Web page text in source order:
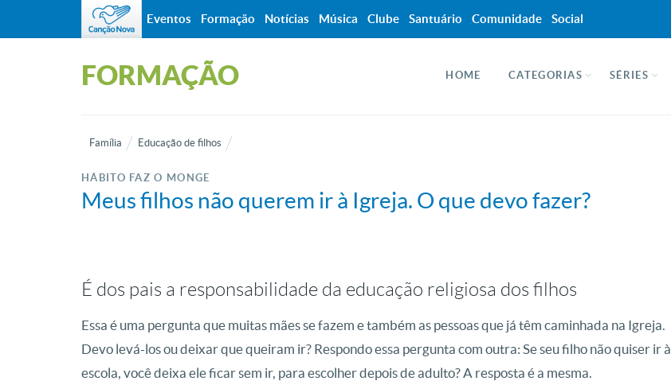
FORMAÇÃO HOME CATEGORIAS SÉRIES
Família Educação de filhos
HÁBITO FAZ O MONGE
Meus filhos não querem ir à Igreja. O que devo fazer?
É dos pais a responsabilidade da educação religiosa dos filhos
Essa é uma pergunta que muitas mães se fazem e também as pessoas que já têm caminhada na Igreja.
Devo levá-los ou deixar que queiram ir? Respondo essa pergunta com outra: Se seu filho não quiser ir à
escola, você deixa ele ficar sem ir, para escolher depois de adulto? A resposta é a mesma.
Eventos Formação Notícias Música Clube Santuário Comunidade Social